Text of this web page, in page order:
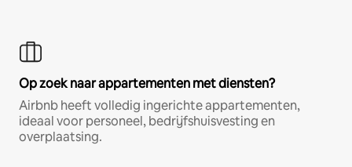
Op zoek naar appartementen met diensten?
Airbnb heeft volledig ingerichte appartementen,
ideaal voor personeel, bedrijfshuisvesting en
overplaatsing.